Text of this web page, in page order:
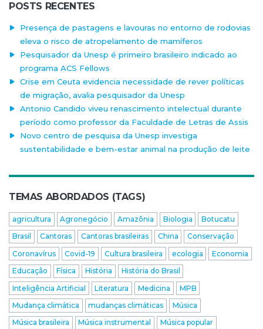
POSTS RECENTES
Presença de pastagens e lavouras no entorno de rodovias
eleva o risco de atropelamento de mamíferos
Pesquisador da Unesp é primeiro brasileiro indicado ao
programa ACS Fellows
Crise em Ceuta evidencia necessidade de rever políticas
de migração, avalia pesquisador da Unesp
Antonio Candido viveu renascimento intelectual durante
período como professor da Faculdade de Letras de Assis
Novo centro de pesquisa da Unesp investiga
sustentabilidade e bem-estar animal na produção de leite
TEMAS ABORDADOS (TAGS)
agricultura Agronegócio Amazônia Biologia
Botucatu
Brasil
Cantoras Cantoras brasileiras China
Conservação
Coronavírus
Covid-19 Cultura brasileira ecologia
Economia
Educação
Física História
História do Brasil
Inteligência Artificial
Literatura Medicina
MPB
Mudança climática
mudanças climáticas
Música
Música brasileira
Música instrumental
Música popular